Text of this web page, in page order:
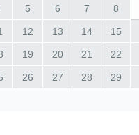
5 6 7 8
12 13 14 15
19 20 21 22
26 27 28 29